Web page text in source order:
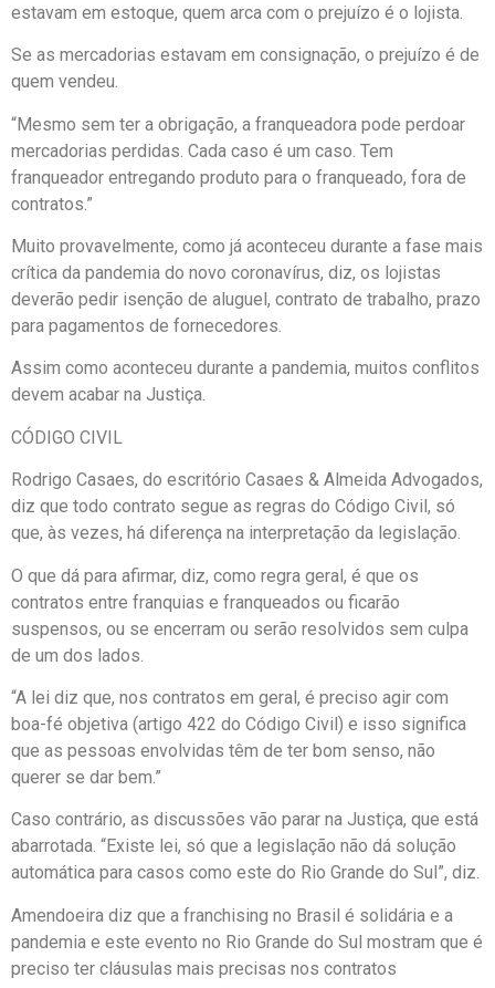
estavam em estoque, quem arca com o prejuízo é o lojista.
Se as mercadorias estavam em consignação, o prejuízo é de
quem vendeu.
“Mesmo sem ter a obrigação, a franqueadora pode perdoar
mercadorias perdidas. Cada caso é um caso. Tem
franqueador entregando produto para o franqueado, fora de
contratos.”
Muito provavelmente, como já aconteceu durante a fase mais
crítica da pandemia do novo coronavírus, diz, os lojistas
deverão pedir isenção de aluguel, contrato de trabalho, prazo
para pagamentos de fornecedores.
Assim como aconteceu durante a pandemia, muitos conflitos
devem acabar na Justiça.
CÓDIGO CIVIL
Rodrigo Casaes, do escritório Casaes & Almeida Advogados,
diz que todo contrato segue as regras do Código Civil, só
que, às vezes, há diferença na interpretação da legislação.
O que dá para afirmar, diz, como regra geral, é que os
contratos entre franquias e franqueados ou ficarão
suspensos, ou se encerram ou serão resolvidos sem culpa
de um dos lados.
“A lei diz que, nos contratos em geral, é preciso agir com
boa-fé objetiva (artigo 422 do Código Civil) e isso significa
que as pessoas envolvidas têm de ter bom senso, não
querer se dar bem.”
Caso contrário, as discussões vão parar na Justiça, que está
abarrotada. “Existe lei, só que a legislação não dá solução
automática para casos como este do Rio Grande do Sul”, diz.
Amendoeira diz que a franchising no Brasil é solidária e a
pandemia e este evento no Rio Grande do Sul mostram que é
preciso ter cláusulas mais precisas nos contratos